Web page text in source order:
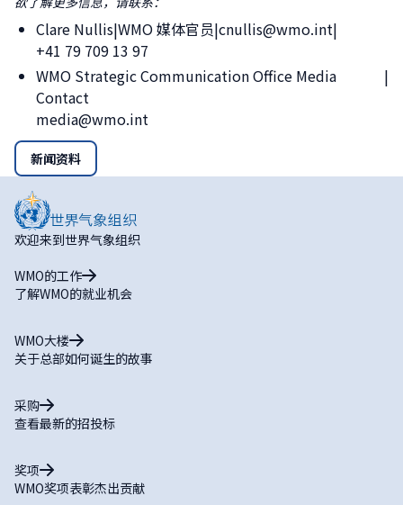
Clare Nullis WMO 媒体官员 cnullis@wmo.int
+41 79 709 13 97
WMO Strategic Communication Office Media
Contact
media@wmo.int
新闻资料
欢迎来到世界气象组织
WMO的工作
了解WMO的就业机会
WMO大楼
关于总部如何诞生的故事
采购
查看最新的招投标
奖项
WMO奖项表彰杰出贡献